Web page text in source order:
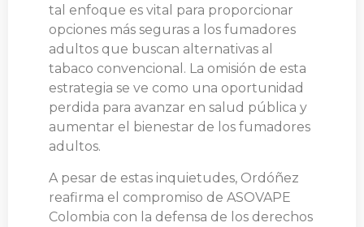
tal enfoque es vital para proporcionar
opciones más seguras a los fumadores
adultos que buscan alternativas al
tabaco convencional. La omisión de esta
estrategia se ve como una oportunidad
perdida para avanzar en salud pública y
aumentar el bienestar de los fumadores
adultos.
A pesar de estas inquietudes, Ordóñez
reafirma el compromiso de ASOVAPE
Colombia con la defensa de los derechos